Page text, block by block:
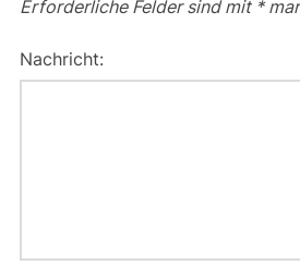
Erforderliche Felder sind mit *
Nachricht: